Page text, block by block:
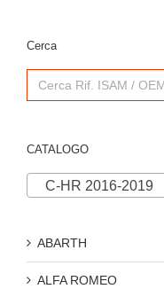
Cerca
Search
for:
CATALOGO
C-HR 2016-2019
ABARTH
ALFA ROMEO